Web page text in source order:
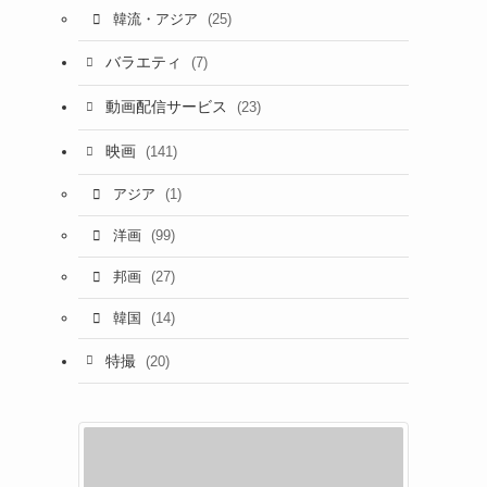
韓流・アジア (25)
バラエティ (7)
動画配信サービス (23)
映画 (141)
アジア (1)
洋画 (99)
邦画 (27)
韓国 (14)
特撮 (20)